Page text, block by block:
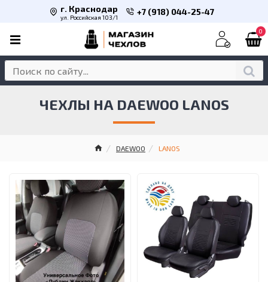
г. Краснодар
ул. Российская 103/1
+7 (918) 044-25-47
0
DAEWOO LANOS
ЧЕХЛЫ НА DAEWOO LANOS